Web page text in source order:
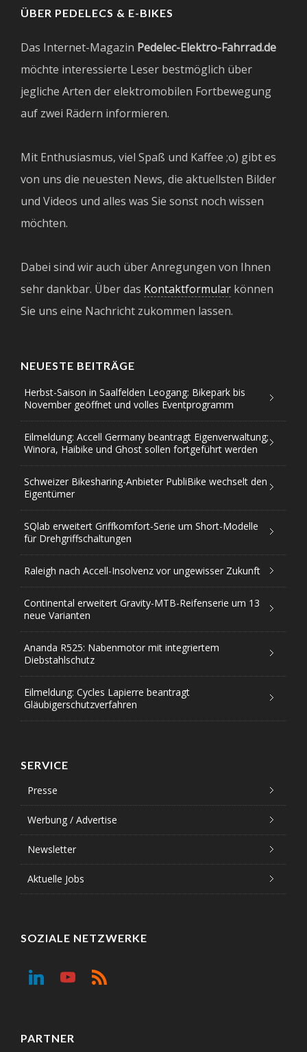
ÜBER PEDELECS & E-BIKES
Das Internet-Magazin Pedelec-Elektro-Fahrrad.de
möchte interessierte Leser bestmöglich über
jegliche Arten der elektromobilen Fortbewegung
auf zwei Rädern informieren.
Mit Enthusiasmus, viel Spaß und Kaffee ;o) gibt es
von uns die neuesten News, die aktuellsten Bilder
und Videos und alles was Sie sonst noch wissen
möchten.
Dabei sind wir auch über Anregungen von Ihnen
sehr dankbar. Über das Kontaktformular können
Sie uns eine Nachricht zukommen lassen.
NEUESTE BEITRÄGE
Herbst-Saison in Saalfelden Leogang: Bikepark bis
November geöffnet und volles Eventprogramm
Eilmeldung: Accell Germany beantragt Eigenverwaltung;
Winora, Haibike und Ghost sollen fortgeführt werden
Schweizer Bikesharing-Anbieter PubliBike wechselt den
Eigentümer
SQlab erweitert Griffkomfort-Serie um Short-Modelle
für Drehgriffschaltungen
Raleigh nach Accell-Insolvenz vor ungewisser Zukunft
Continental erweitert Gravity-MTB-Reifenserie um 13
neue Varianten
Ananda R525: Nabenmotor mit integriertem
Diebstahlschutz
Eilmeldung: Cycles Lapierre beantragt
Gläubigerschutzverfahren
SERVICE
Presse
Werbung / Advertise
Newsletter
Aktuelle Jobs
SOZIALE NETZWERKE
PARTNER